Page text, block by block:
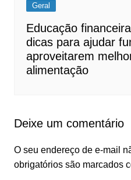
Geral
Educação
dicas para ajudar
aproveitarem
alimentação
Deixe um comentário
O seu endereço de e-mail
obrigatórios são marcados